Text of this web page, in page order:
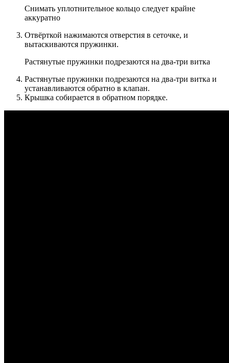
Снимать уплотнительное кольцо следует крайне
аккуратно
Отвёрткой нажимаются отверстия в сеточке, и
вытаскиваются пружинки.
Растянутые пружинки подрезаются на два-три витка
Растянутые пружинки подрезаются на два-три витка и
устанавливаются обратно в клапан.
Крышка собирается в обратном порядке.